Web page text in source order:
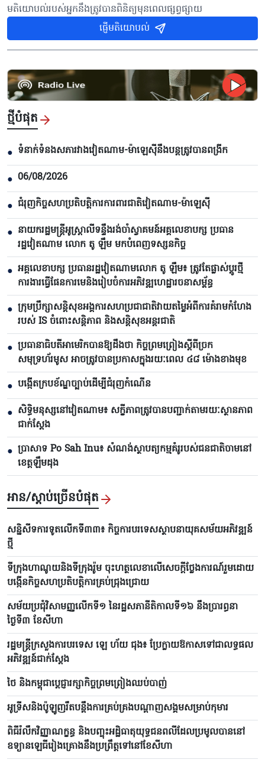
មតិយោបល់របស់អ្នកនឹងត្រូវបានពិនិត្យមុនពេលផ្សព្វផ្សាយ
ផ្ញើមតិយោបល់
ថ្មីបំផុត
● ទំនាក់ទំនងសភារវាងវៀតណាម-ម៉ាឡេស៊ីនឹងបន្តត្រូវបានពង្រីក
● 06/08/2026
● ជំរុញកិច្ចសហប្រតិបត្តិការការពារជាតិវៀតណាម-ម៉ាឡេស៊ី
● នាយករដ្ឋមន្ត្រីអូស្ត្រាលីទន្ទឹងរង់ចាំស្វាគមន៍អគ្គលេខាបក្ស ប្រធាន
រដ្ឋវៀតណាម លោក តូ ឡឹម មកបំពេញទស្សនកិច្ច
● អគ្គលេខាបក្ស ប្រធានរដ្ឋវៀតណាមលោក តូ ឡឹម៖ ត្រូវតែផ្លាស់ប្ដូរថ្មី
ការងារធ្វើផែនការមេនិងរៀបចំការអភិវឌ្ឍហេដ្ឋារចនាសម្ព័ន្ធ
● ក្រុមប្រឹក្សាសន្តិសុខអង្គការសហប្រជាជាតិវាយតម្លៃអំពីការគំរាមកំហែង
របស់ IS ចំពោះសន្តិភាព និងសន្តិសុខអន្តរជាតិ
● ប្រធានាធិបតីអាមេរិកបាន​ឱ្យដឹងថា កិច្ចព្រមព្រៀងស្តីពីច្រក
សមុទ្រហ័រមូស អាចត្រូវបានប្រកាសក្នុងរយៈពេល ៤៨ ម៉ោងខាងមុខ
● បង្កើតក្របខ័ណ្ឌច្បាប់ដើម្បីជំរុញកំណើន
● សិទ្ធិមនុស្សនៅវៀតណាម៖ សក្ខីភាពត្រូវបានបញ្ជាក់តាមរយៈស្ថានភាព
ជាក់ស្តែង
● ប្រាសាទ Po Sah Inu៖ សំណង់ស្ថាបត្យកម្មគំរូរបស់ជនជាតិចាមនៅ
ខេត្តឡឹមដុង
អាន/ស្តាប់ច្រើនបំផុត
សន្និសីទការទូតលើកទី៣៣៖ កិច្ចការបរទេសស្ថាបនាយុគសម័យអភិវឌ្ឍន៍
ថ្មី
ទីក្រុងហាណូយនិងទីក្រុងរ៉ូម ចុះហត្ថលេខាលើសេចក្តីថ្លែងការណ៍រួមដោយ
បង្កើនកិច្ចសហប្រតិបត្តិការគ្រប់ជ្រុងជ្រោយ
សម័យប្រជុំវិសាមញ្ញលើកទី១ នៃរដ្ឋសភានីតិកាលទី១៦ នឹងប្រារព្ធនា
ថ្ងៃទី៣ ខែសីហា
រដ្ឋមន្ត្រីក្រសួងការបរទេស ឡេ ហ័យ ជុង៖ ប្រែក្លាយឱកាសទៅជាលទ្ធផល
អភិវឌ្ឍន៍ជាក់ស្តែង
ថៃ និងកម្ពុជាប្តេជ្ញារក្សាកិច្ចព្រមព្រៀងឈប់បាញ់
អូទ្រីសនិងប៉ូឡូញរឹតបន្តឹងការគ្រប់គ្រងបណ្តាញសង្គមសម្រាប់កុមារ
ពិធីរំលឹកវិញ្ញាណក្ខន្ធ និងបញ្ចុះអដ្ឋិធាតុយុទ្ធជនពលីដែលប្រមូលបាននៅ
ឧទ្យានឡេធីរៀងគ្រោងនឹងប្រព្រឹត្តទៅនៅខែសីហា